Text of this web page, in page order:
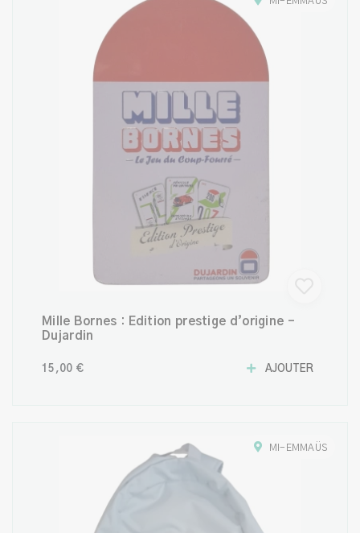
Mille Bornes : Édition prestige d’origine -
Dujardin
15,00 € AJOUTER
MI-EMMAÜS